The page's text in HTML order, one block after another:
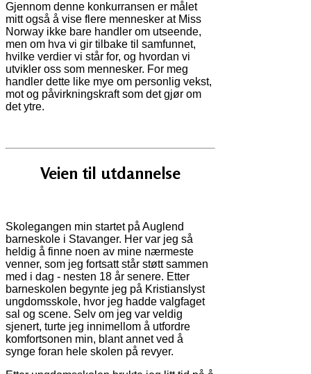
Gjennom denne konkurransen er målet
mitt også å vise flere mennesker at Miss
Norway ikke bare handler om utseende,
men om hva vi gir tilbake til samfunnet,
hvilke verdier vi står for, og hvordan vi
utvikler oss som mennesker. For meg
handler dette like mye om personlig vekst,
mot og påvirkningskraft som det gjør om
det ytre.
Veien til utdannelse
Skolegangen min startet på Auglend
barneskole i Stavanger. Her var jeg så
heldig å finne noen av mine nærmeste
venner, som jeg fortsatt står støtt sammen
med i dag - nesten 18 år senere. Etter
barneskolen begynte jeg på Kristianslyst
ungdomsskole, hvor jeg hadde valgfaget
sal og scene. Selv om jeg var veldig
sjenert, turte jeg innimellom å utfordre
komfortsonen min, blant annet ved å
synge foran hele skolen på revyer.